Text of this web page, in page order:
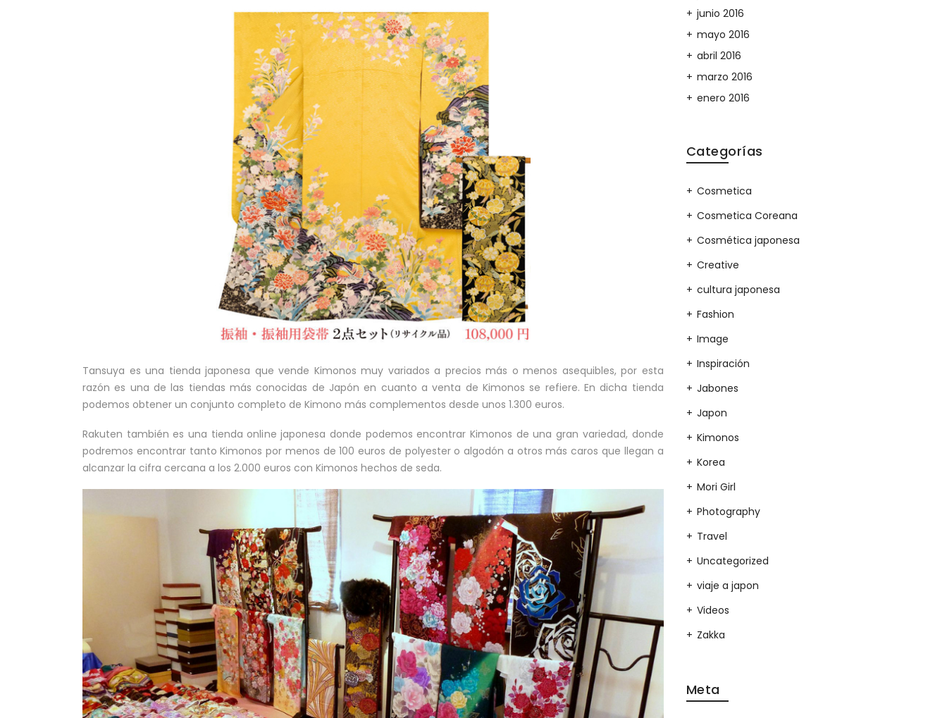
Tansuya es una tienda japonesa que vende Kimonos muy variados a precios más o menos asequibles, por esta
razón es una de las tiendas más conocidas de Japón en cuanto a venta de Kimonos se refiere. En dicha tienda
podemos obtener un conjunto completo de Kimono más complementos desde unos 1.300 euros.
Rakuten también es una tienda online japonesa donde podemos encontrar Kimonos de una gran variedad, donde
podremos encontrar tanto Kimonos por menos de 100 euros de polyester o algodón a otros más caros que llegan a
alcanzar la cifra cercana a los 2.000 euros con Kimonos hechos de seda.
junio 2016
mayo 2016
abril 2016
marzo 2016
enero 2016
Categorías
Cosmetica
Cosmetica Coreana
Cosmética japonesa
Creative
cultura japonesa
Fashion
Image
Inspiración
Jabones
Japon
Kimonos
Korea
Mori Girl
Photography
Travel
Uncategorized
viaje a japon
Videos
Zakka
Meta